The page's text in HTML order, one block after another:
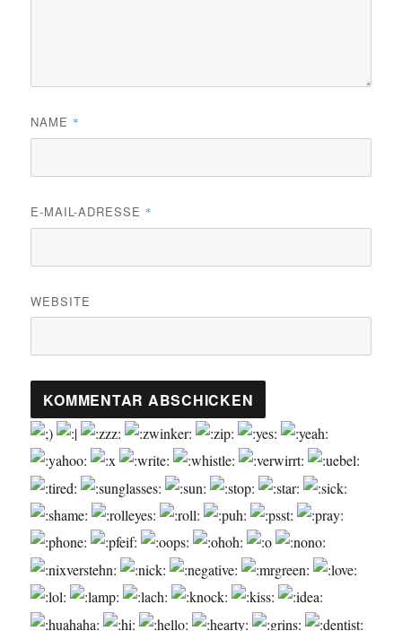
NAME *
E-MAIL-ADRESSE *
WEBSITE